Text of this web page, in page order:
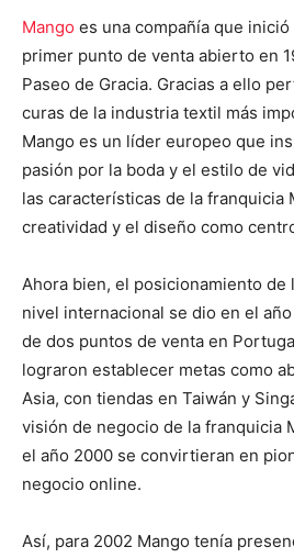
Mango es una compañía que
primer punto de venta abierto en
Paseo de Gracia. Gracias a ello
curas de la industria textil más
Mango es un líder europeo que
pasión por la boda y el estilo de
las características de la franquicia
creatividad y el diseño como
Ahora bien, el posicionamiento de
nivel internacional se dio en el
de dos puntos de venta en
lograron establecer metas como
Asia, con tiendas en Taiwán y
visión de negocio de la franquicia
el año 2000 se convirtieran en
negocio online.
Así, para 2002 Mango tenía